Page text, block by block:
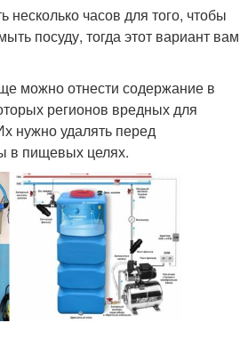
дачном участке
Водоснабжение из бака
Водоснабжение в
частном доме
часов для того, чтобы
посуду, тогда этот вариант вам
можно отнести содержание в
регионов вредных для
нужно удалять перед
в пищевых целях.